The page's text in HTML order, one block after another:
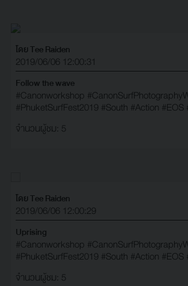
โดย Tee Raiden
2019/06/06 12:00:31
Follow the wave
#Canonworkshop
#PhuketSurfFest2019 #South #Action #EOS
จำนวนผู้ชม: 5
โดย Tee Raiden
2019/06/06 12:00:29
Uprising
#Canonworkshop
#PhuketSurfFest2019 #South #Action #EOS
จำนวนผู้ชม: 5